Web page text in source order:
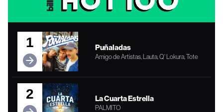
1 Puñaladas
Amigo de Artistas, Lauta, Q' Lokura, Tote
2 La Cuarta Estrella
PALMITO